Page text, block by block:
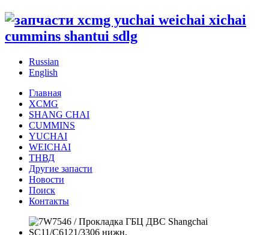
Russian
English
Главная
XCMG
SHANG CHAI
CUMMINS
YUCHAI
WEICHAI
ТНВД
Другие запасти
Новости
Поиск
Контакты